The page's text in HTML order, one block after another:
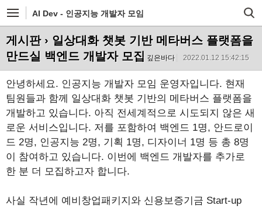
AI Dev - 인공지능 개발자 모임
게시판› 일상대화 챗봇 기반 메타버스 플랫폼을
만드실 백엔드 개발자 모집 깊은바다 2022.01.12 15:42:15
안녕하세요. 인공지능 개발자 모임 운영자입니다. 현재
팀원들과 함께 일상대화 챗봇 기반의 메타버스 플랫폼을
개발하고 있습니다. 아직 전세계적으로 시도되지 않은 새
로운 서비스입니다. 저를 포함하여 백엔드 1명, 안드로이
드 2명, 인공지능 2명, 기획 1명, 디자이너 1명 등 총 8명
이 참여하고 있습니다. 이번에 백엔드 개발자를 추가로
한 분 더 모집하고자 합니다.
사실 작년에 예비창업패키지와 신용보증기금 Start-up